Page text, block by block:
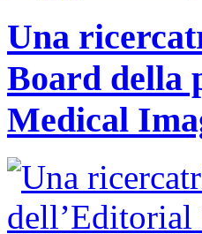
Una
Board della
Medical